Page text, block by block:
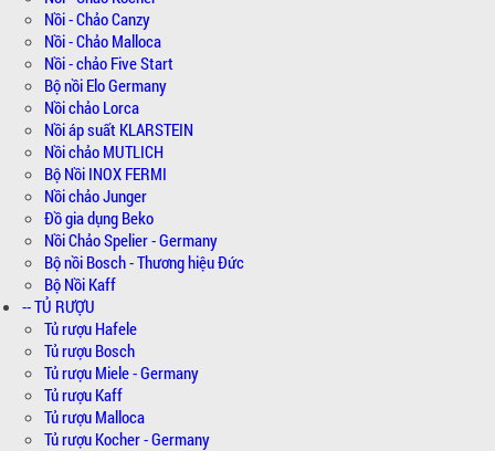
Nồi - Chảo Canzy
Nồi - Chảo Malloca
Nồi - chảo Five Start
Bộ nồi Elo Germany
Nồi chảo Lorca
Nồi áp suất KLARSTEIN
Nồi chảo MUTLICH
Bộ Nồi INOX FERMI
Nồi chảo Junger
Đồ gia dụng Beko
Nồi Chảo Spelier - Germany
Bộ nồi Bosch - Thương hiệu Đức
Bộ Nồi Kaff
-- TỦ RƯỢU
Tủ rượu Hafele
Tủ rượu Bosch
Tủ rượu Miele - Germany
Tủ rượu Kaff
Tủ rượu Malloca
Tủ rượu Kocher - Germany